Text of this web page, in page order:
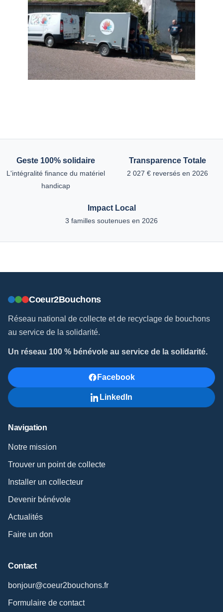
Geste 100% solidaire
L'intégralité finance du matériel
handicap
Transparence Totale
2 027 € reversés en 2026
Impact Local
3 familles soutenues en 2026
Coeur2Bouchons
Réseau national de collecte et de recyclage de bouchons
au service de la solidarité.
Un réseau 100 % bénévole au service de la solidarité.
Facebook
LinkedIn
Navigation
Notre mission
Trouver un point de collecte
Installer un collecteur
Devenir bénévole
Actualités
Faire un don
Contact
bonjour@coeur2bouchons.fr
Formulaire de contact